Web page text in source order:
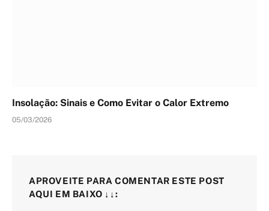
Insolação: Sinais e Como Evitar o Calor Extremo
05/03/2026
APROVEITE PARA COMENTAR ESTE POST
AQUI EM BAIXO ↓↓: